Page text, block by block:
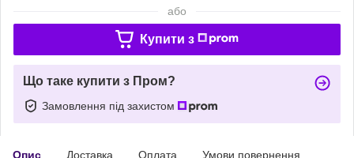
або
Купити з
Що таке купити з Пром?
Замовлення під захистом
Опис Доставка Оплата Умови повернення